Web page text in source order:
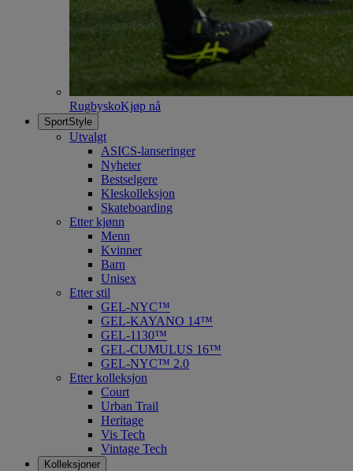
RugbyskoKjøp nå
SportStyle
Utvalgt
ASICS-lanseringer
Nyheter
Bestselgere
Kleskolleksjon
Skateboarding
Etter kjønn
Menn
Kvinner
Barn
Unisex
Etter stil
GEL-NYC™
GEL-KAYANO 14™
GEL-1130™
GEL-CUMULUS 16™
GEL-NYC™ 2.0
Etter kolleksjon
Court
Urban Trail
Heritage
Vis Tech
Vintage Tech
Kolleksjoner